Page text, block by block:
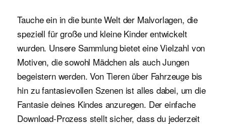
Tauche ein in die bunte Welt der Malvorlagen, die
speziell für große und kleine Kinder entwickelt
wurden. Unsere Sammlung bietet eine Vielzahl von
Motiven, die sowohl Mädchen als auch Jungen
begeistern werden. Von Tieren über Fahrzeuge bis
hin zu fantasievollen Szenen ist alles dabei, um die
Fantasie deines Kindes anzuregen. Der einfache
Download-Prozess stellt sicher, dass du jederzeit